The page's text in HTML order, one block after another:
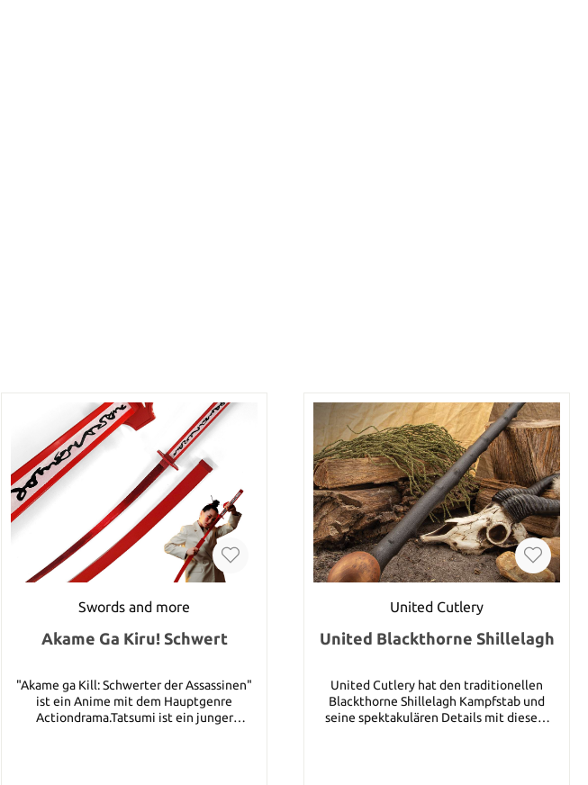
Swords and more
Akame Ga Kiru! Schwert
"Akame ga Kill: Schwerter der Assassinen"
ist ein Anime mit dem Hauptgenre
Actiondrama.Tatsumi ist ein junger
United Cutlery
United Blackthorne Shillelagh
United Cutlery hat den traditionellen
Blackthorne Shillelagh Kampfstab und
seine spektakulären Details mit diesem